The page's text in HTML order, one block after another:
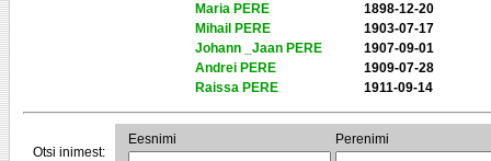
Maria PERE
1898-12-20
Mihail PERE
1903-07-17
Johann _Jaan PERE
1907-09-01
Andrei PERE
1909-07-28
Raissa PERE
1911-09-14
Otsi inimest:
Eesnimi Perenimi